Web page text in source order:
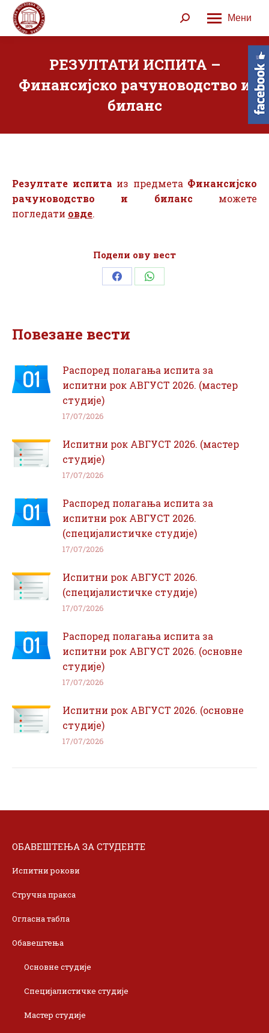
Мени
Search:
РЕЗУЛТАТИ ИСПИТА –
Финансијско рачуноводство и
биланс
Резултате испита из предмета Финансијско
рачуноводство и биланс можете
погледати овде.
Подели ову вест
Share Share
Повезане вести
Распоред полагања испита за
испитни рок АВГУСТ 2026. (мастер
студије)
17/07/2026
Испитни рок АВГУСТ 2026. (мастер
студије)
17/07/2026
Распоред полагања испита за
испитни рок АВГУСТ 2026.
(специјалистичке студије)
17/07/2026
Испитни рок АВГУСТ 2026.
(специјалистичке студије)
17/07/2026
Распоред полагања испита за
испитни рок АВГУСТ 2026. (основне
студије)
17/07/2026
Испитни рок АВГУСТ 2026. (основне
студије)
17/07/2026
ОБАВЕШТЕЊА ЗА СТУДЕНТЕ
Испитни рокови
Стручна пракса
Огласна табла
Обавештења
Основне студије
Специјалистичке студије
Мастер студије